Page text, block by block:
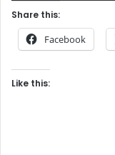
Share this:
Facebook
Like this: